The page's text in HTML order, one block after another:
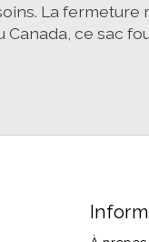
La
ce sac